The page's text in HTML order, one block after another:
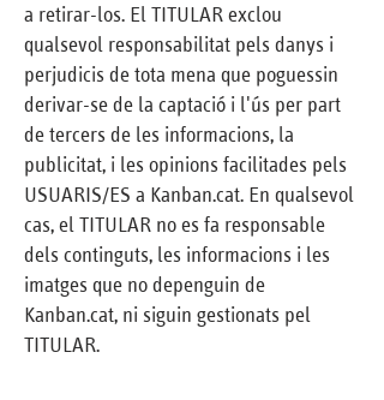
a retirar-los. El TITULAR exclou
qualsevol responsabilitat pels danys i
perjudicis de tota mena que poguessin
derivar-se de la captació i l'ús per part
de tercers de les informacions, la
publicitat, i les opinions facilitades pels
USUARIS/ES a Kanban.cat. En qualsevol
cas, el TITULAR no es fa responsable
dels continguts, les informacions i les
imatges que no depenguin de
Kanban.cat, ni siguin gestionats pel
TITULAR.